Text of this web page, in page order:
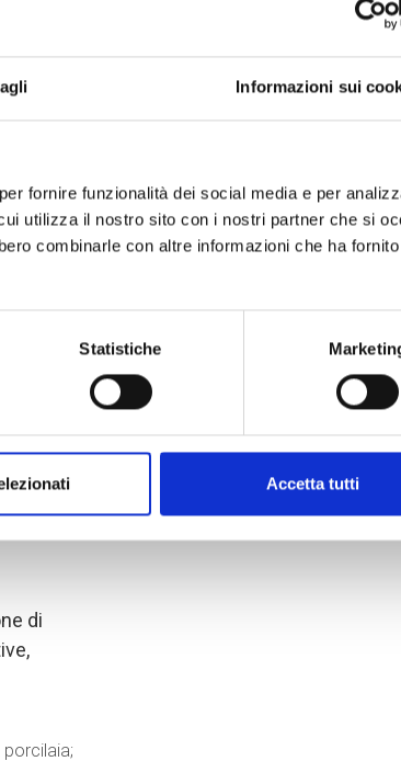
Informazioni sui
fornire funzionalità dei social media e per
utilizza il nostro sito con i nostri partner che si
combinarle con altre informazioni che ha
Statistiche
Accetta tutti
allo
di
al
e la
di
di